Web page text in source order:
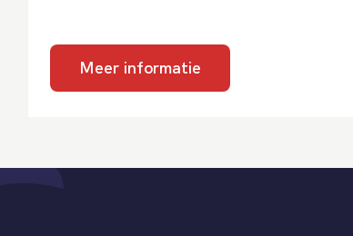
Meer informatie